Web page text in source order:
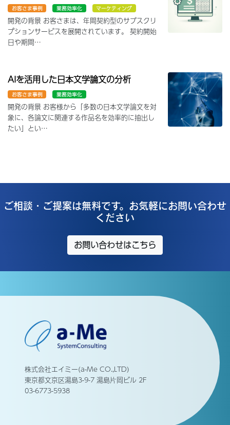
お客さま事例 業務効率化 マーケティング
開発の背景 お客さまは、年間契約型のサブスクリ
プションサービスを展開されています。 契約開始
日や期間…
AIを活用した日本文学論文の分析
お客さま事例 業務効率化
開発の背景 お客様から「多数の日本文学論文を対
象に、各論文に関連する作品名を効率的に抽出し
たい」とい…
ご相談・ご提案は無料です。お気軽にお問い合わせ
ください
お問い合わせはこちら
株式会社エイミー(a-Me CO.,LTD)
東京都文京区湯島3-9-7 湯島片岡ビル 2F
03-6773-5938